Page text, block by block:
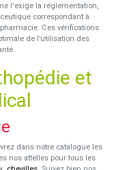
l'exige la réglementation,
correspondant à
Ces vérifications
de l’utilisation des
et
dans notre catalogue les
nos attelles pour tous les